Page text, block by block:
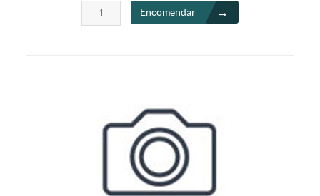
Encomendar